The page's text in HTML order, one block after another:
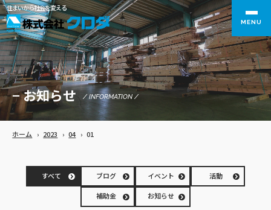
住まいから社会を変える
MENU
− お知らせ / INFORMATION /
ホーム › 2023 › 04 › 01
すべて ブログ イベント 活動
補助金 お知らせ